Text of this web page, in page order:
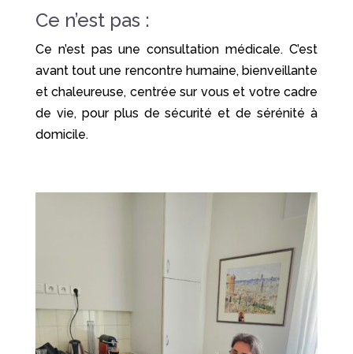
Ce n’est pas :
Ce n’est pas une consultation médicale. C’est
avant tout une rencontre humaine, bienveillante
et chaleureuse, centrée sur vous et votre cadre
de vie, pour plus de sécurité et de sérénité à
domicile.